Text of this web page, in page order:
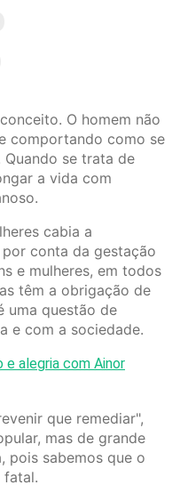
O homem não
comportando como se
se trata de
a vida com
cabia a
conta da gestação
e mulheres, em todos
têm a obrigação de
uma questão de
e com a sociedade.
e alegria com Ainor
que remediar",
mas de grande
pois sabemos que o
fatal.